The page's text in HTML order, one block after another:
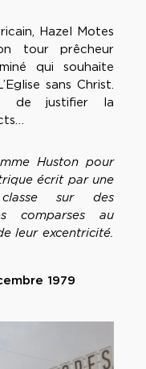
Hazel Motes
tour prêcheur
qui souhaite
sans Christ.
de justifier la
Huston pour
écrit par une
sur des
comparses au
leur excentricité.
1979